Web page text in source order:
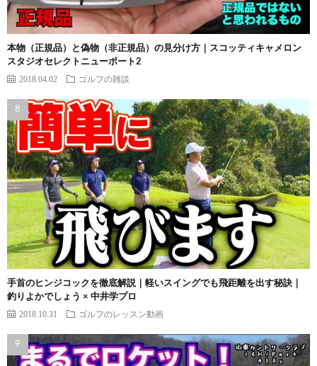
本物（正規品）と偽物（非正規品）の見分け方｜スコッティキャメロン
スタジオセレクトニューポート2
2018.04.02 ゴルフの雑談
手首のヒンジコックを徹底解説｜軽いスイングでも飛距離を出す秘訣｜
釣りよかでしょう × 中井学プロ
2018.10.31 ゴルフのレッスン動画